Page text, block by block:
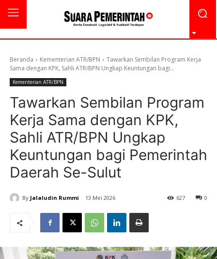
Beranda Kementerian ATR/BPN
Tawarkan Sembilan Program Kerja
Sama dengan KPK, Sahli ATR/BPN Ungkap Keuntungan bagi...
Kementerian ATR/BPN
Tawarkan Sembilan Program
Kerja Sama dengan KPK,
Sahli ATR/BPN Ungkap
Keuntungan bagi Pemerintah
Daerah Se-Sulut
By Jalaludin Rummi 13 Mei 2026 0
627